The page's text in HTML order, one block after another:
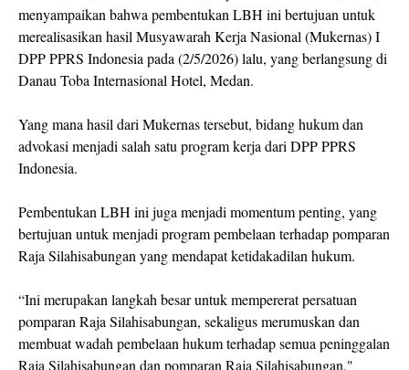
menyampaikan bahwa pembentukan LBH ini bertujuan untuk
merealisasikan hasil Musyawarah Kerja Nasional (Mukernas) I
DPP PPRS Indonesia pada (2/5/2026) lalu, yang berlangsung di
Danau Toba Internasional Hotel, Medan.
Yang mana hasil dari Mukernas tersebut, bidang hukum dan
advokasi menjadi salah satu program kerja dari DPP PPRS
Indonesia.
Pembentukan LBH ini juga menjadi momentum penting, yang
bertujuan untuk menjadi program pembelaan terhadap pomparan
Raja Silahisabungan yang mendapat ketidakadilan hukum.
“Ini merupakan langkah besar untuk mempererat persatuan
pomparan Raja Silahisabungan, sekaligus merumuskan dan
membuat wadah pembelaan hukum terhadap semua peninggalan
Raja Silahisabungan dan pomparan Raja Silahisabungan,"